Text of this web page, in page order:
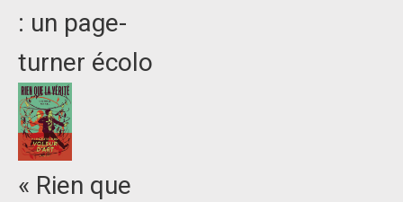
: un page-
turner écolo
« Rien que